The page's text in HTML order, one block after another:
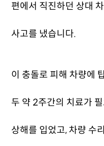
편에서 직진하던 상대
사고를 냈습니다.
이 충돌로 피해 차량에
두 약 2주간의 치료가
상해를 입었고, 차량 수